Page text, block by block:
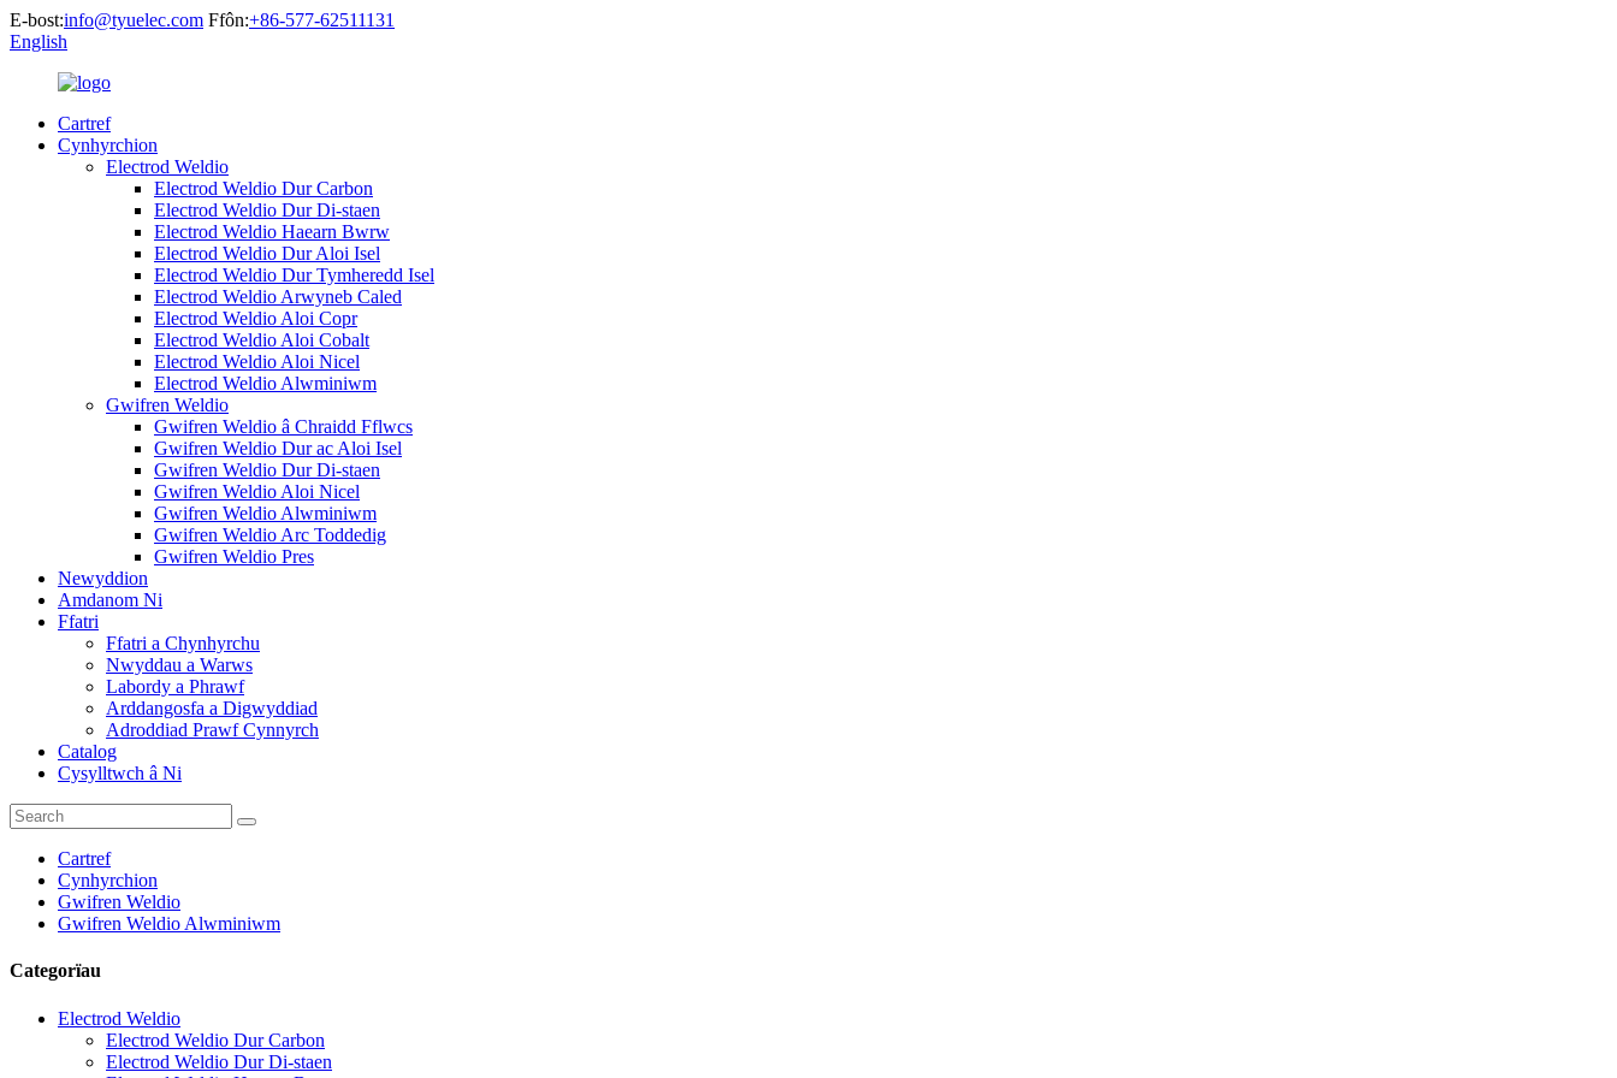
E-bost:info@tyuelec.com Ffôn:+86-577-62511131
English
Cartref
Cynhyrchion
Electrod Weldio
Electrod Weldio Dur Carbon
Electrod Weldio Dur Di-staen
Electrod Weldio Haearn Bwrw
Electrod Weldio Dur Aloi Isel
Electrod Weldio Dur Tymheredd Isel
Electrod Weldio Arwyneb Caled
Electrod Weldio Aloi Copr
Electrod Weldio Aloi Cobalt
Electrod Weldio Aloi Nicel
Electrod Weldio Alwminiwm
Gwifren Weldio
Gwifren Weldio â Chraidd Fflwcs
Gwifren Weldio Dur ac Aloi Isel
Gwifren Weldio Dur Di-staen
Gwifren Weldio Aloi Nicel
Gwifren Weldio Alwminiwm
Gwifren Weldio Arc Toddedig
Gwifren Weldio Pres
Newyddion
Amdanom Ni
Ffatri
Ffatri a Chynhyrchu
Nwyddau a Warws
Labordy a Phrawf
Arddangosfa a Digwyddiad
Adroddiad Prawf Cynnyrch
Catalog
Cysylltwch â Ni
Cartref
Cynhyrchion
Gwifren Weldio
Gwifren Weldio Alwminiwm
Categorïau
Electrod Weldio
Electrod Weldio Dur Carbon
Electrod Weldio Dur Di-staen